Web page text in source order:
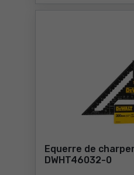
Equerre de
DWHT46032-0